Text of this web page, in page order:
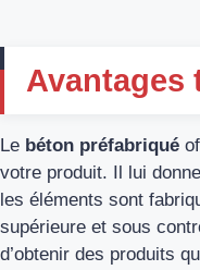
Avantages
Le béton préfabriqué
votre produit. Il lui
les éléments sont
supérieure et sous
d’obtenir des produits